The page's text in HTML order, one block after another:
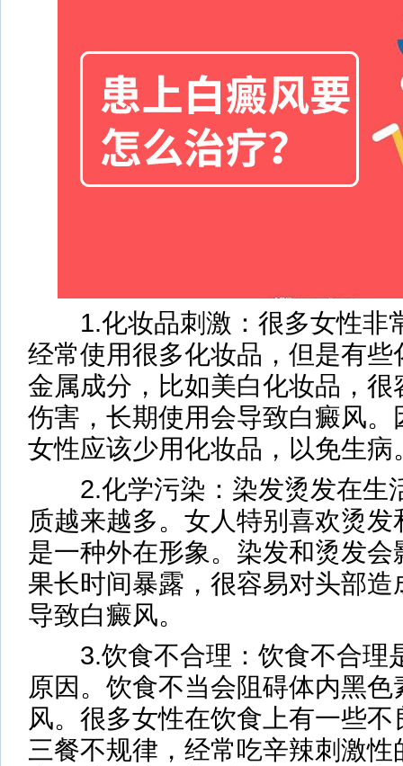
1.化妆品刺激：很多女性非
经常使用很多化妆品，但是有
金属成分，比如美白化妆品，
伤害，长期使用会导致白癜风
女性应该少用化妆品，以免生病
2.化学污染：染发烫发在生
质越来越多。女人特别喜欢烫
是一种外在形象。染发和烫发
果长时间暴露，很容易对头部
导致白癜风。
3.饮食不合理：饮食不合理
原因。饮食不当会阻碍体内黑
风。很多女性在饮食上有一些
三餐不规律，经常吃辛辣刺激